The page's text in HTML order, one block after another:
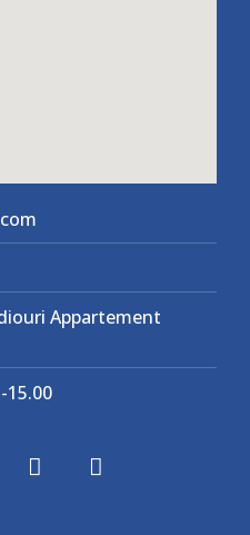
Appartement
15.00